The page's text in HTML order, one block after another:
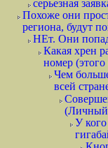
серьезная
Похоже они
региона, будут
НЕт. Они
Какая хрен
номер
Чем
всей
У